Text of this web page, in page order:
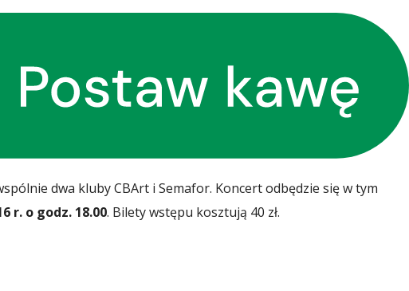
dwa kluby CBArt i Semafor. Koncert odbędzie się w tym
r. o godz. 18.00. Bilety wstępu kosztują 40 zł.